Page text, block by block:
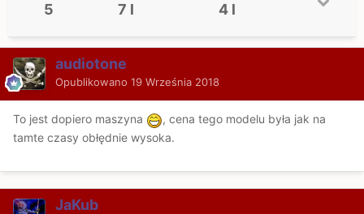
5 7 l 4 l
audiotone
Opublikowano 19 Września 2018
To jest dopiero maszyna
, cena tego modelu była jak na
tamte czasy obłędnie wysoka.
JaKub